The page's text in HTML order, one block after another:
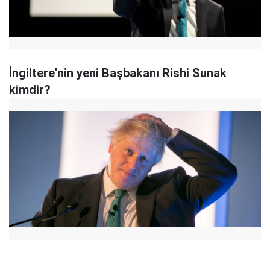
İngiltere'nin yeni Başbakanı Rishi Sunak
kimdir?